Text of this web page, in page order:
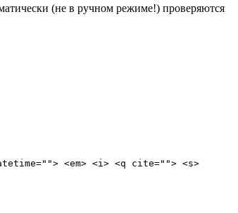
(не в ручном режиме!) проверяются
<em> <i> <q cite=""> <s>